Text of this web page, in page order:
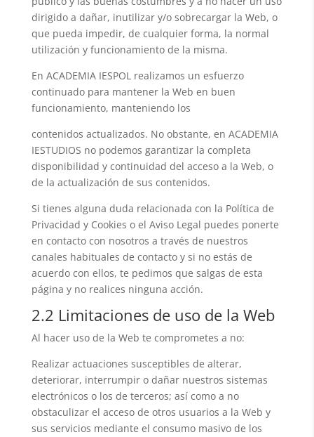
dirigido a dañar, inutilizar y/o sobrecargar la Web, o
que pueda impedir, de cualquier forma, la normal
utilización y funcionamiento de la misma.
En ACADEMIA IESPOL realizamos un esfuerzo
continuado para mantener la Web en buen
funcionamiento, manteniendo los
contenidos actualizados. No obstante, en ACADEMIA
IESTUDIOS no podemos garantizar la completa
disponibilidad y continuidad del acceso a la Web, o
de la actualización de sus contenidos.
Si tienes alguna duda relacionada con la Política de
Privacidad y Cookies o el Aviso Legal puedes ponerte
en contacto con nosotros a través de nuestros
canales habituales de contacto y si no estás de
acuerdo con ellos, te pedimos que salgas de esta
página y no realices ninguna acción.
2.2 Limitaciones de uso de la Web
Al hacer uso de la Web te comprometes a no:
Realizar actuaciones susceptibles de alterar,
deteriorar, interrumpir o dañar nuestros sistemas
electrónicos o los de terceros; así como a no
obstaculizar el acceso de otros usuarios a la Web y
sus servicios mediante el consumo masivo de los